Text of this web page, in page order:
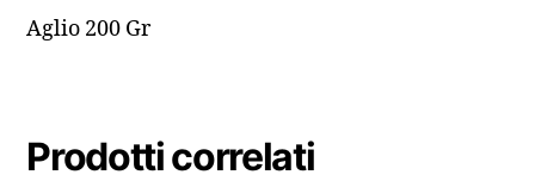
Aglio 200 Gr
Prodotti correlati